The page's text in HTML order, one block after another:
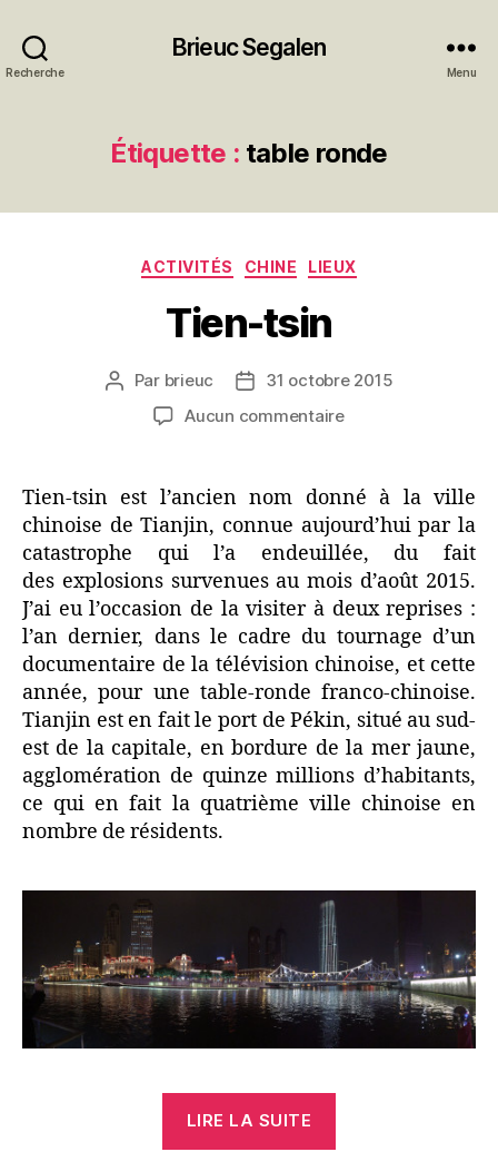
Recherche
Brieuc Segalen
Menu
Étiquette : table ronde
Catégories
ACTIVITÉS CHINE LIEUX
Tien-tsin
Auteur
l’article
Par brieuc
Date31 octobre 2015
Aucun commentairesur
Tien-tsin est l’ancien nom donné à la ville
chinoise de Tianjin, connue aujourd’hui par la
catastrophe qui l’a endeuillée, du fait
des explosions survenues au mois d’août 2015.
J’ai eu l’occasion de la visiter à deux reprises :
l’an dernier, dans le cadre du tournage d’un
documentaire de la télévision chinoise, et cette
année, pour une table-ronde franco-chinoise.
Tianjin est en fait le port de Pékin, situé au sud-
est de la capitale, en bordure de la mer jaune,
agglomération de quinze millions d’habitants,
ce qui en fait la quatrième ville chinoise en
nombre de résidents.
LIRE LA SUITE